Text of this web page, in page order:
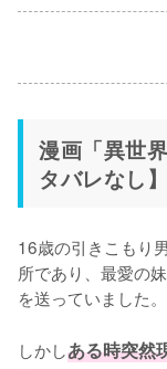
漫画「異世
タバレなし】
16歳の引きこもり
所であり、最愛の
を送っていました。
しかしある時突然